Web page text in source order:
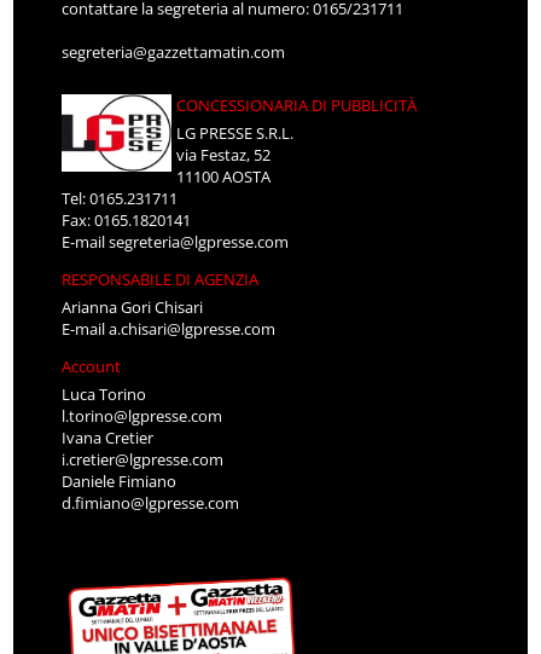
contattare la segreteria al numero: 0165/231711
segreteria@gazzettamatin.com
CONCESSIONARIA DI PUBBLICITÀ
LG PRESSE S.R.L.
via Festaz, 52
11100 AOSTA
Tel: 0165.231711
Fax: 0165.1820141
E-mailsegreteria@lgpresse.com
RESPONSABILE DI AGENZIA
Arianna Gori Chisari
E-maila.chisari@lgpresse.com
Account
Luca Torino
l.torino@lgpresse.com
Ivana Cretier
i.cretier@lgpresse.com
Daniele Fimiano
d.fimiano@lgpresse.com